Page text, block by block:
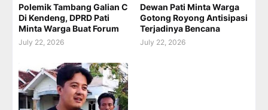
Polemik Tambang Galian C
Di Kendeng, DPRD Pati
Minta Warga Buat Forum
July 22, 2026
Dewan Pati Minta Warga
Gotong Royong Antisipasi
Terjadinya Bencana
July 22, 2026